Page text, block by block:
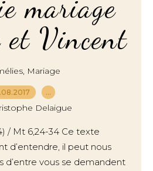
mariage
et Vincent
, Mariage
…
Delaigue
/ Mt 6,24-34 Ce texte
d’entendre, il peut nous
d’entre vous se demandent